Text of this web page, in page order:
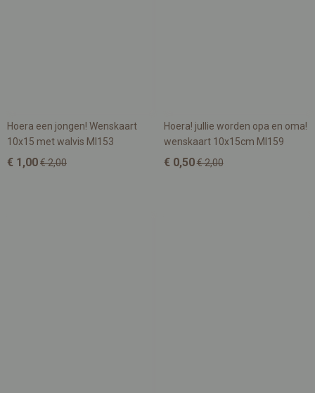
Hoera een jongen! Wenskaart
10x15 met walvis MI153
€ 1,00€ 2,00
Hoera! jullie worden opa en oma!
wenskaart 10x15cm MI159
€ 0,50€ 2,00